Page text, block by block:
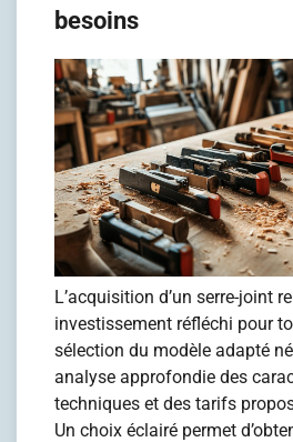
besoins
L’acquisition d’un serre-joint
investissement réfléchi pour
sélection du modèle adapté
analyse approfondie des
techniques et des tarifs
Un choix éclairé permet